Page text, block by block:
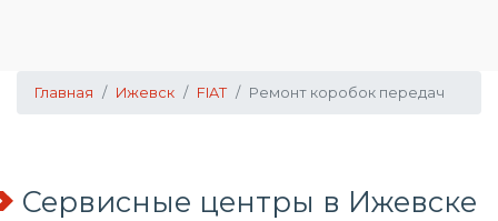
Главная Ижевск FIAT Ремонт коробок передач
Сервисные центры в Ижевске